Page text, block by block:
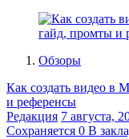
Обзоры
Как создать видео
и референсы
Редакция 7 августа,
Сохраняется 0 В